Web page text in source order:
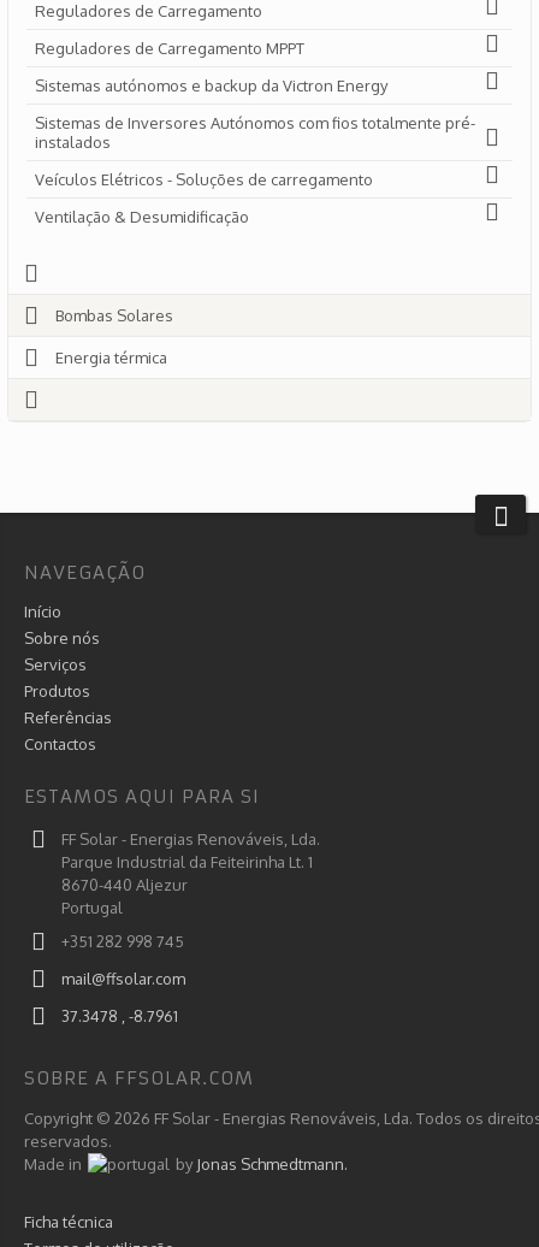
Reguladores de Carregamento
Reguladores de Carregamento MPPT
Sistemas autónomos e backup da Victron Energy
Sistemas de Inversores Autónomos com fios totalmente pré-
instalados
Veículos Elétricos - Soluções de carregamento
Ventilação & Desumidificação
Bombas Solares
Energia térmica
NAVEGAÇÃO
Início
Sobre nós
Serviços
Produtos
Referências
Contactos
ESTAMOS AQUI PARA SI
FF Solar - Energias Renováveis, Lda.
Parque Industrial da Feiteirinha Lt. 1
8670-440 Aljezur
Portugal
+351 282 998 745
mail@ffsolar.com
37.3478 , -8.7961
SOBRE A FFSOLAR.COM
Copyright © 2026 FF Solar - Energias Renováveis, Lda. Todos os
reservados.
Made in
by Jonas Schmedtmann.
Ficha técnica